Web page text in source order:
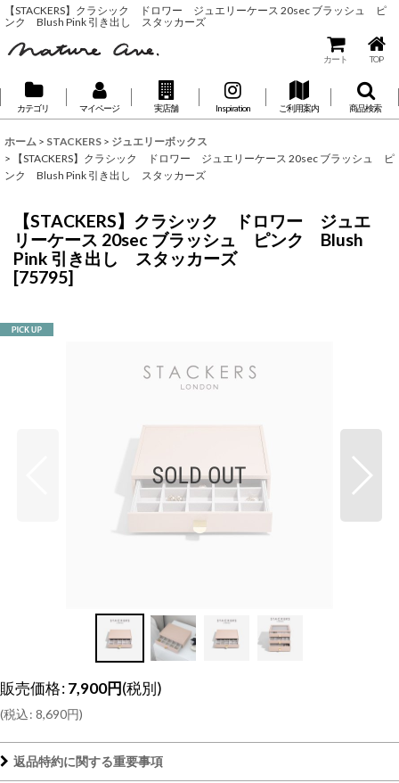
【STACKERS】クラシック ドロワー ジュエリーケース 20sec ブラッシュ ピ
ンク Blush Pink 引き出し スタッカーズ
カート TOP
カテゴリ マイページ 実店舗 Inspiration ご利用案内 商品検索
ホーム > STACKERS > ジュエリーボックス
>
【STACKERS】クラシック ドロワー ジュエリーケース 20sec ブラッシュ ピ
ンク Blush Pink 引き出し スタッカーズ
【STACKERS】クラシック ドロワー ジュエ
リーケース 20sec ブラッシュ ピンク Blush
Pink 引き出し スタッカーズ
[75795]
販売価格:7,900円(税別)
(税込: 8,690円)
返品特約に関する重要事項